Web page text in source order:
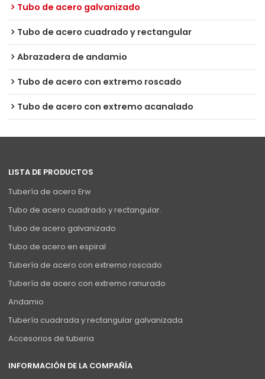
Tubo de acero galvanizado
Tubo de acero cuadrado y rectangular
Abrazadera de andamio
Tubo de acero con extremo roscado
Tubo de acero con extremo acanalado
LISTA DE PRODUCTOS
Tubería de acero Erw
Tubo de acero cuadrado y rectangular.
Tubo de acero galvanizado
Tubo de acero en espiral
Tubería de acero con extremo roscado
Tubería de acero con extremo ranurado
Andamio
Tubería cuadrada y rectangular galvanizada
Accesorios de tuberia
INFORMACIÓN DE LA COMPAÑÍA